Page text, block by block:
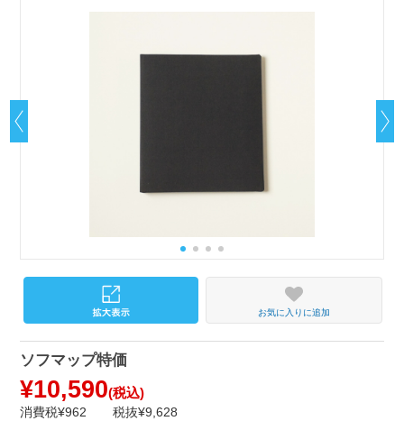
お気に入りに追加
ソフマップ特価
¥10,590(税込)
消費税¥962 税抜¥9,628